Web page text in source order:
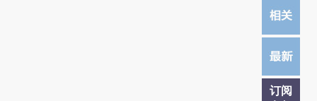
订阅